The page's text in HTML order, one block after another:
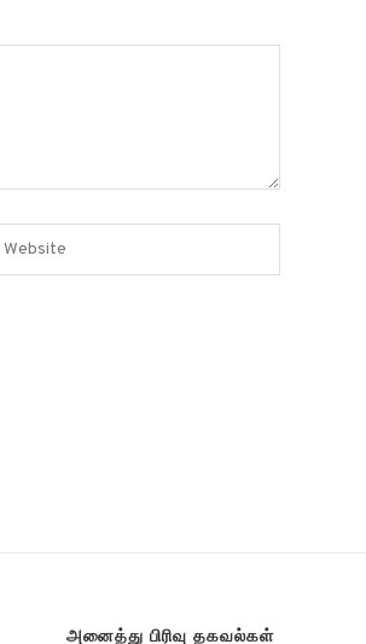
அனைத்து பிரிவு தகவல்கள்